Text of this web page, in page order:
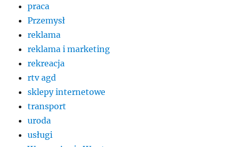
praca
Przemysł
reklama
reklama i marketing
rekreacja
rtv agd
sklepy internetowe
transport
uroda
usługi